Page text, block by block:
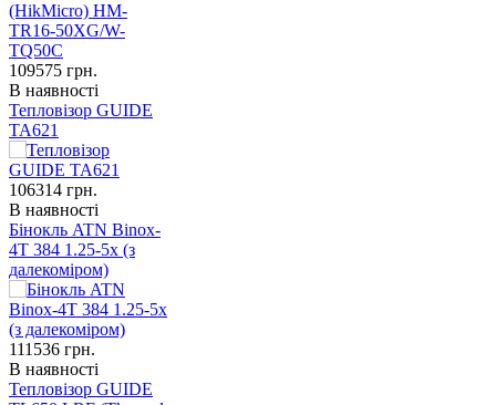
109575 грн.
В наявності
Тепловізор GUIDE
TA621
106314 грн.
В наявності
Бінокль ATN Binox-
4T 384 1.25-5x (з
далекоміром)
111536 грн.
В наявності
Тепловізор GUIDE